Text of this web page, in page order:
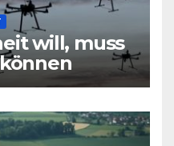
will, muss